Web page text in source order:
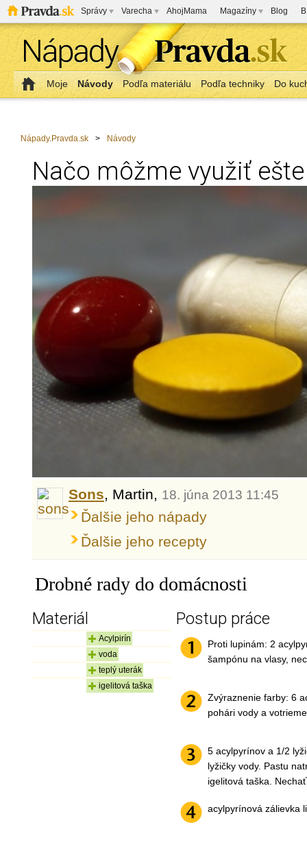
Správy Varecha AhojMama Magazíny Blog
Moje Návody Podľa materiálu Podľa techniky Do
Nápady.Pravda.sk > Návody
Načo môžme využiť
Sons, Martin, 18. júna 2013 11:45
Ďalšie jeho nápady
Ďalšie jeho recepty
Drobné rady do domácnosti
Materiál
Acylpirín
voda
teplý uterák
igelitová taška
Postup práce
Proti lupinám: 2
šampónu na vlasy,
Zvýraznenie farby: 6
pohári vody a
5 acylpyrínov a 1/2
lyžičky vody. Pastu
igelitová taška.
acylpyrínová zálievka